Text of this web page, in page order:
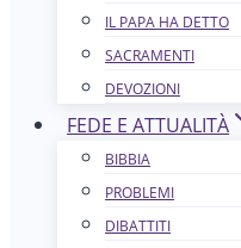
IL PAPA HA DETTO
SACRAMENTI
DEVOZIONI
FEDE E ATTUALITÀ
BIBBIA
PROBLEMI
DIBATTITI